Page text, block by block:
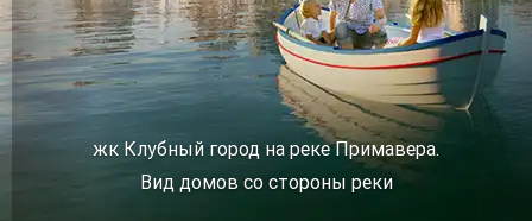
жк Клубный город на реке Примавера.
Вид домов со стороны реки